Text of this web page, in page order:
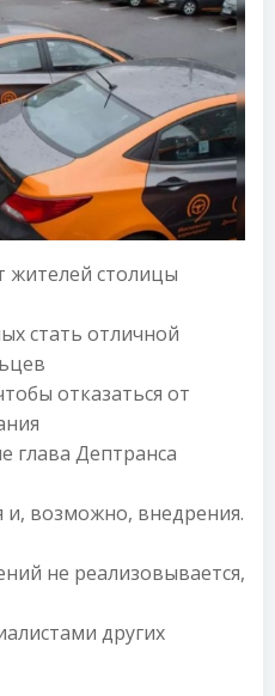
жителей столицы
стать отличной
отказаться от
глава Дептранса
возможно, внедрения.
не реализовывается,
других